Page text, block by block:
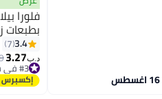
فلورا
بطبعات
3.4
7
د.ب‏3.27
#3 في شباشب نسائية
بتخلّص
#3 في شباشب نسائية